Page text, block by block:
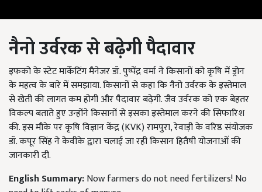
नैनो उर्वरक से बढ़ेगी पैदावार
इफको के स्टेट मार्केटिंग मैनेजर डॉ. पुष्पेंद्र वर्मा ने किसानों को कृषि में ड्रोन
के महत्व के बारे में समझाया. किसानों से कहा कि नैनो उर्वरक के इस्तेमाल
से खेती की लागत कम होगी और पैदावार बढ़ेगी. जैव उर्वरक को एक बेहतर
विकल्प बताते हुए उन्होंने किसानों से इसका इस्तेमाल करने की सिफारिश
की. इस मौके पर कृषि विज्ञान केंद्र (KVK) रामपुरा, रेवाड़ी के वरिष्ठ संयोजक
डॉ. कपूर सिंह ने केवीके द्वारा चलाई जा रही किसान हितैषी योजनाओं की
जानकारी दी.
English Summary:Now farmers do not need fertilizers! No